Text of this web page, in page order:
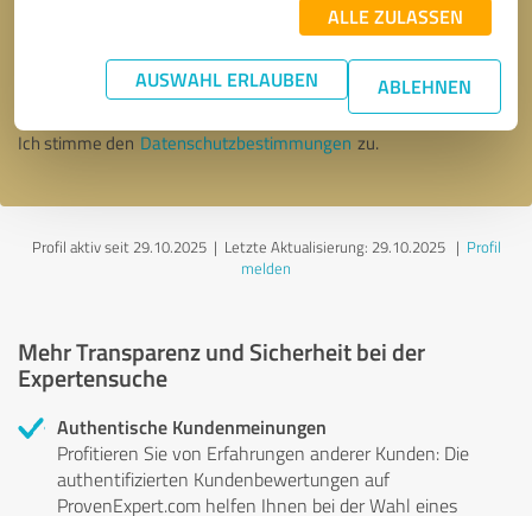
ALLE ZULASSEN
AUSWAHL ERLAUBEN ABLEHNEN
* Erforderliche Angaben
Nachricht senden
Ich stimme den Datenschutzbestimmungen zu.
Profil aktiv seit 29.10.2025 | Letzte Aktualisierung: 29.10.2025| Profil
melden
Mehr Transparenz und Sicherheit bei der
Expertensuche
Authentische Kundenmeinungen
Profitieren Sie von Erfahrungen anderer Kunden: Die
authentifizierten Kundenbewertungen auf
ProvenExpert.com helfen Ihnen bei der Wahl eines